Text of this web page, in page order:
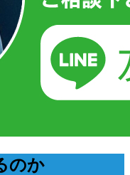
のか